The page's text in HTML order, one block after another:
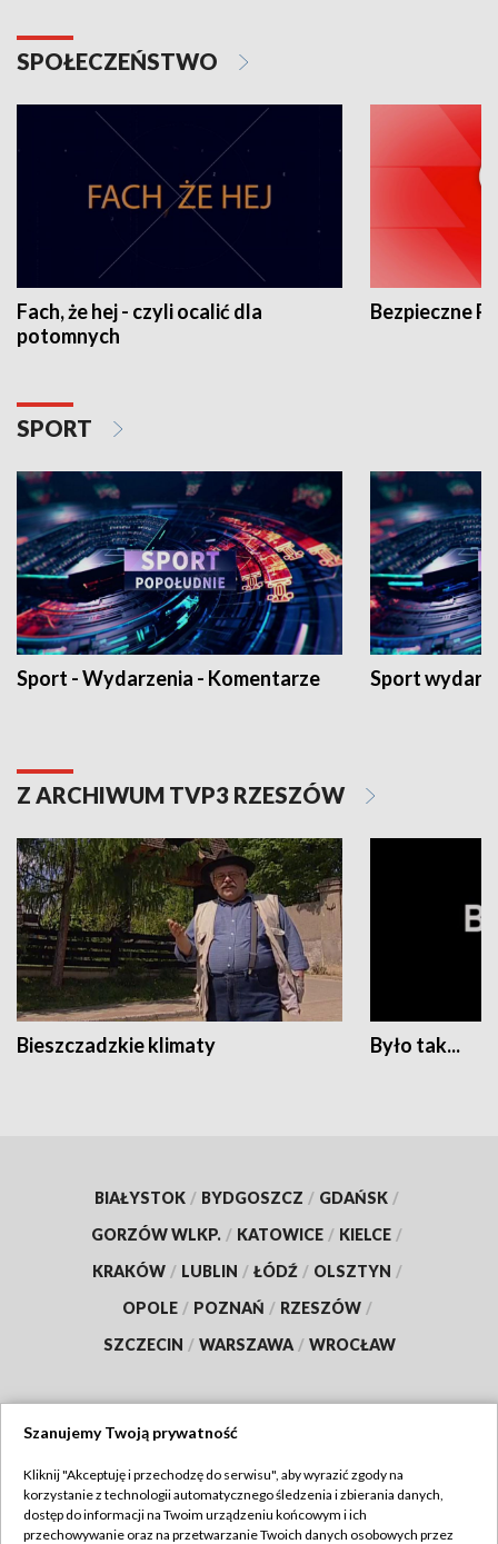
SPOŁECZEŃSTWO
Fach, że hej - czyli ocalić dla
potomnych
Bezpieczne
SPORT
Sport - Wydarzenia - Komentarze Sport
Z ARCHIWUM TVP3 RZESZÓW
Bieszczadzkie klimaty Było tak...
BIAŁYSTOK / BYDGOSZCZ / GDAŃSK /
GORZÓW WLKP. / KATOWICE / KIELCE /
KRAKÓW / LUBLIN / ŁÓDŹ / OLSZTYN /
OPOLE / POZNAŃ / RZESZÓW /
SZCZECIN / WARSZAWA / WROCŁAW
TVP
Abonament TVP
Szanujemy Twoją prywatność
Kliknij "Akceptuję i przechodzę do serwisu", aby wyrazić zgody na
korzystanie z technologii automatycznego śledzenia i zbierania danych,
dostęp do informacji na Twoim urządzeniu końcowym i ich
przechowywanie oraz na przetwarzanie Twoich danych osobowych przez